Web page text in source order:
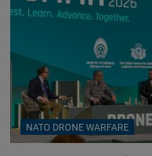
your
location
suggest
events
near
you.
NATO DRONE WARFARE
Embed
Embed
D.Vinci
Embed